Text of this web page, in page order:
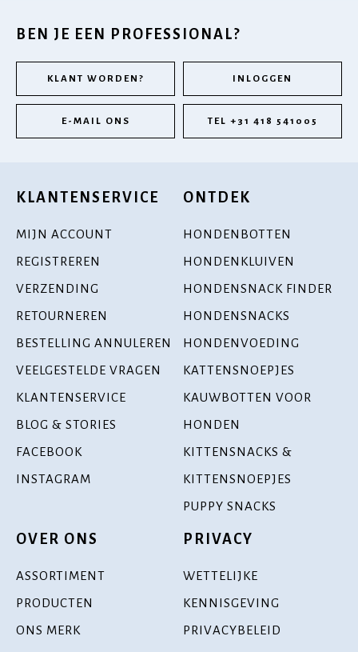
BEN JE EEN PROFESSIONAL?
KLANT WORDEN? INLOGGEN
E-MAIL ONS TEL +31 418 541005
KLANTENSERVICE
MIJN ACCOUNT
REGISTREREN
VERZENDING
RETOURNEREN
BESTELLING ANNULEREN
VEELGESTELDE VRAGEN
KLANTENSERVICE
BLOG & STORIES
FACEBOOK
INSTAGRAM
ONTDEK
HONDENBOTTEN
HONDENKLUIVEN
HONDENSNACK FINDER
HONDENSNACKS
HONDENVOEDING
KATTENSNOEPJES
KAUWBOTTEN VOOR
HONDEN
KITTENSNACKS &
KITTENSNOEPJES
PUPPY SNACKS
OVER ONS
ASSORTIMENT
PRODUCTEN
ONS MERK
PRIVACY
WETTELIJKE
KENNISGEVING
PRIVACYBELEID